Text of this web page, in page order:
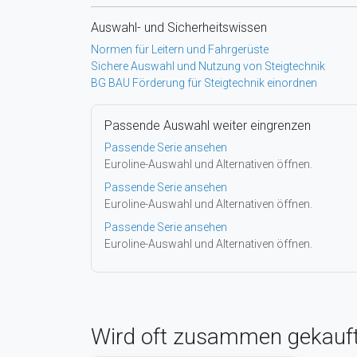
Auswahl- und Sicherheitswissen
Normen für Leitern und Fahrgerüste
Sichere Auswahl und Nutzung von Steigtechnik
BG BAU Förderung für Steigtechnik einordnen
Passende Auswahl weiter eingrenzen
Passende Serie ansehen
Euroline-Auswahl und Alternativen öffnen.
Passende Serie ansehen
Euroline-Auswahl und Alternativen öffnen.
Passende Serie ansehen
Euroline-Auswahl und Alternativen öffnen.
Wird oft zusammen